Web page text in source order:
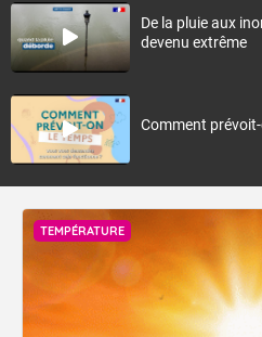
De la pluie aux
devenu extrême
Comment
TEMPÉRATURE